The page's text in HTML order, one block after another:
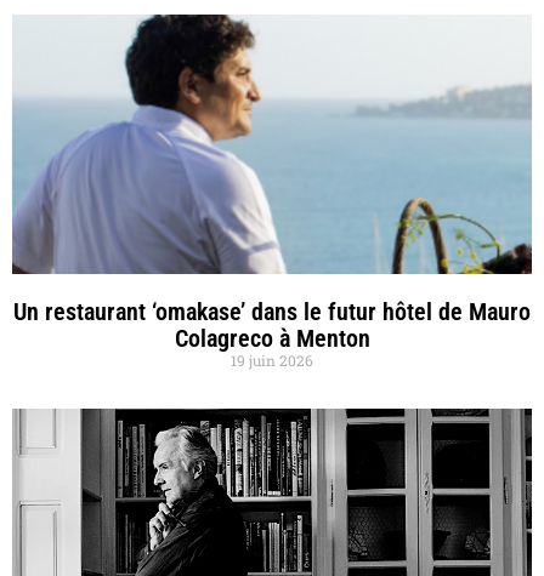
Un restaurant ‘omakase’ dans le futur hôtel de Mauro
Colagreco à Menton
19 juin 2026